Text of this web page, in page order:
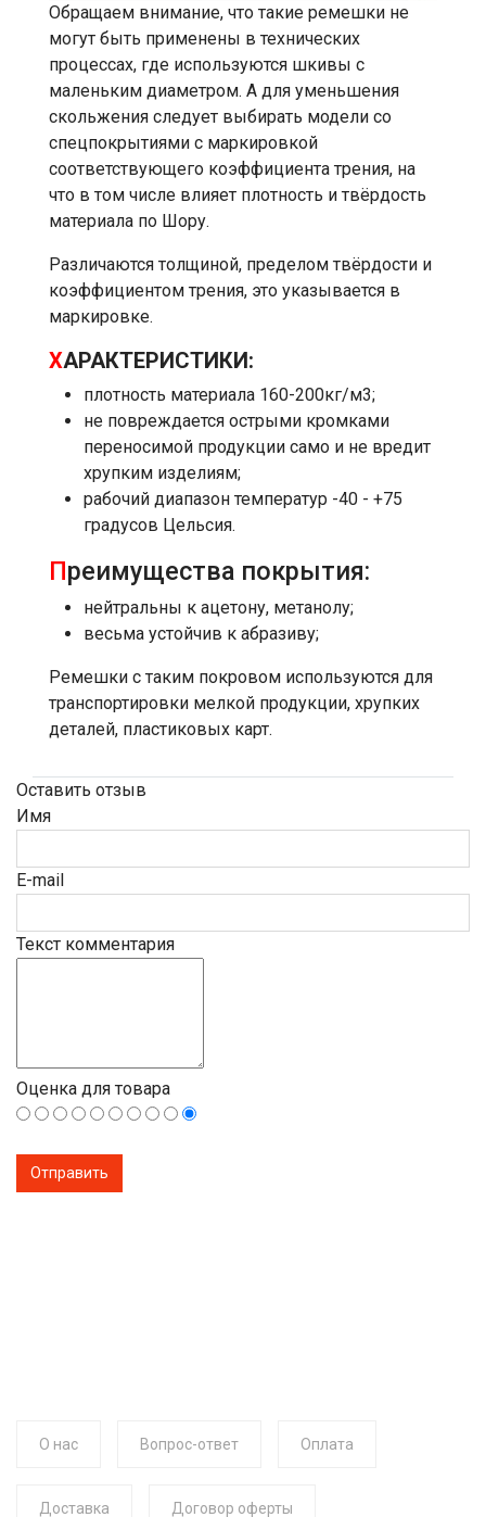
Обращаем внимание, что такие ремешки не
могут быть применены в технических
процессах, где используются шкивы с
маленьким диаметром. А для уменьшения
скольжения следует выбирать модели со
спецпокрытиями с маркировкой
соответствующего коэффициента трения, на
что в том числе влияет плотность и твёрдость
материала по Шору.
Различаются толщиной, пределом твёрдости и
коэффициентом трения, это указывается в
маркировке.
ХАРАКТЕРИСТИКИ:
плотность материала 160-200кг/м3;
не повреждается острыми кромками
переносимой продукции само и не вредит
хрупким изделиям;
рабочий диапазон температур -40 - +75
градусов Цельсия.
Преимущества покрытия:
нейтральны к ацетону, метанолу;
весьма устойчив к абразиву;
Ремешки с таким покровом используются для
транспортировки мелкой продукции, хрупких
деталей, пластиковых карт.
Оставить отзыв
Имя
E-mail
Текст комментария
Оценка для товара
О нас Вопрос-ответ Оплата
Доставка Договор оферты